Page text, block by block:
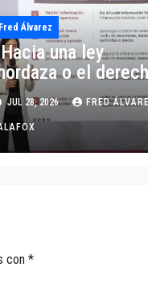
Fred Álvarez
una ley
o el
las audiencias?
JUL 28, 2026 FRED
con *